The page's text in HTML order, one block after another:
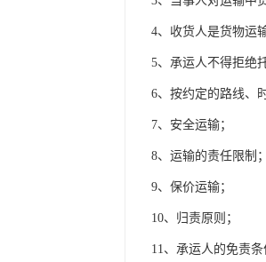
4、收货人是货物运
5、承运人不得拒绝
6、按约定的路线、
7、安全运输；
8、运输的责任限制；
9、保价运输；
10、归责原则；
11、承运人的免责条